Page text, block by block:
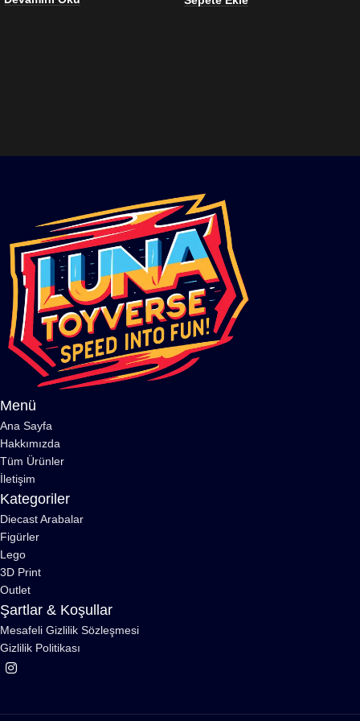
Menü
Ana Sayfa
Hakkımızda
Tüm Ürünler
İletişim
Kategoriler
Diecast Arabalar
Figürler
Lego
3D Print
Outlet
Şartlar & Koşullar
Mesafeli Gizlilik Sözleşmesi
Gizlilik Politikası